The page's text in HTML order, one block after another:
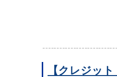
【クレジッ